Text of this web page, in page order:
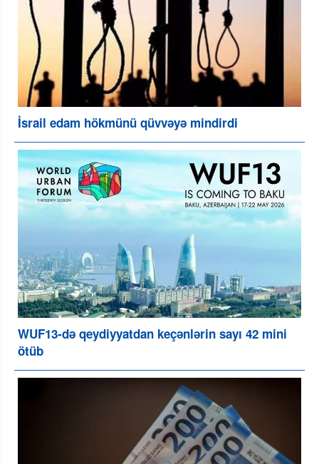
İsrail edam hökmünü qüvvəyə mindirdi
WUF13-də qeydiyyatdan keçənlərin sayı 42 mini
ötüb